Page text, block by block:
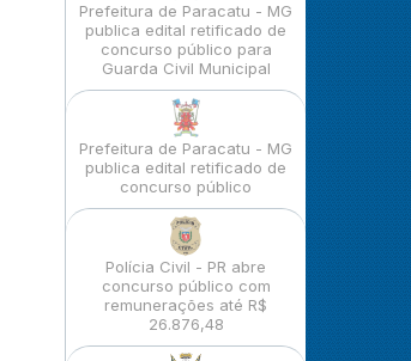
Prefeitura de Paracatu - MG
publica edital retificado de
concurso público para
Guarda Civil Municipal
Prefeitura de Paracatu - MG
publica edital retificado de
concurso público
Polícia Civil - PR abre
concurso público com
remunerações até R$
26.876,48